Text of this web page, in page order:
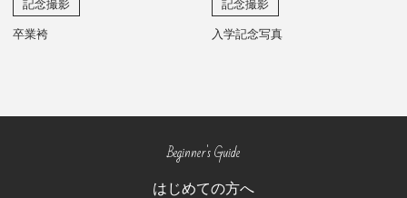
記念撮影
卒業袴
記念撮影
入学記念写真
Beginner's Guide
はじめての方へ